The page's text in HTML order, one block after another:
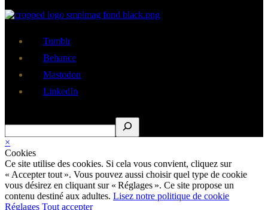
Tumblr
Behance
Mastodon
LinkedIn
×
Cookies
Ce site utilise des cookies. Si cela vous convient, cliquez sur
« Accepter tout ». Vous pouvez aussi choisir quel type de cookie
vous désirez en cliquant sur « Réglages ». Ce site propose un
contenu destiné aux adultes. Lisez notre politique de cookie
Réglages Tout accepter